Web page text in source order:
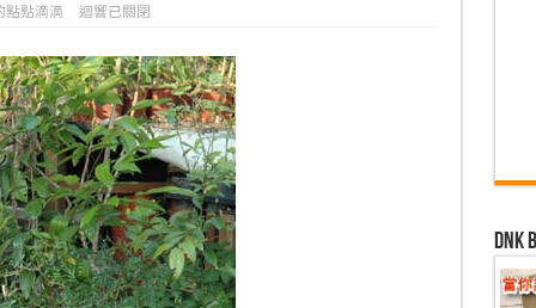
點點滴滴 迴響已關閉
dnk